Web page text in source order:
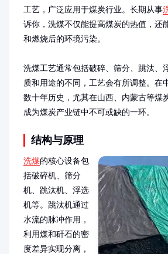
工艺，广泛应用于煤炭行业。长期从事
诉你，洗煤不仅能提高煤炭的热值，还
和燃烧后的环境污染。
洗煤工艺通常包括破碎、筛分、跳汰、
质和用途的不同，工艺会有所调整。在
数十年历史，尤其在山西、内蒙古等煤
成为煤炭产业链中不可或缺的一环。
结构与原理
洗煤的核心设备包
括破碎机、筛分
机、跳汰机、浮选
机等。跳汰机通过
水流的脉冲作用，
利用煤和矸石的密
度差异实现分离，